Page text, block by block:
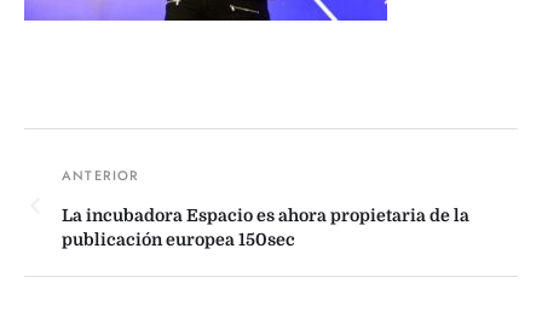
La incubadora Espacio es ahora propietaria de la
publicación europea 150sec